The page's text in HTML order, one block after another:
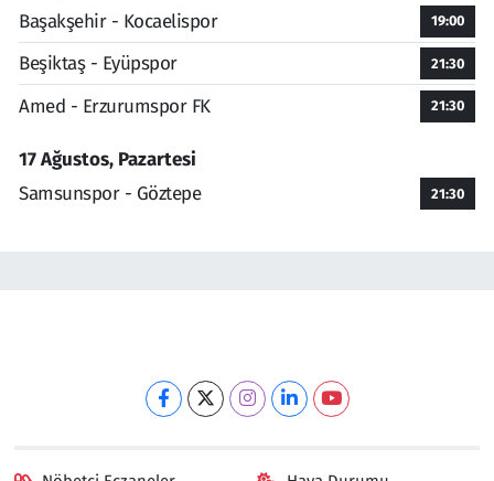
Başakşehir - Kocaelispor
19:00
Beşiktaş - Eyüpspor 21:30
Amed - Erzurumspor FK 21:30
17 Ağustos, Pazartesi
Samsunspor - Göztepe
21:30